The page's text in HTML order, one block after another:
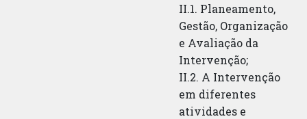
II.1. Planeamento,
Gestão, Organização
e Avaliação da
Intervenção;
II.2. A Intervenção
em diferentes
atividades e